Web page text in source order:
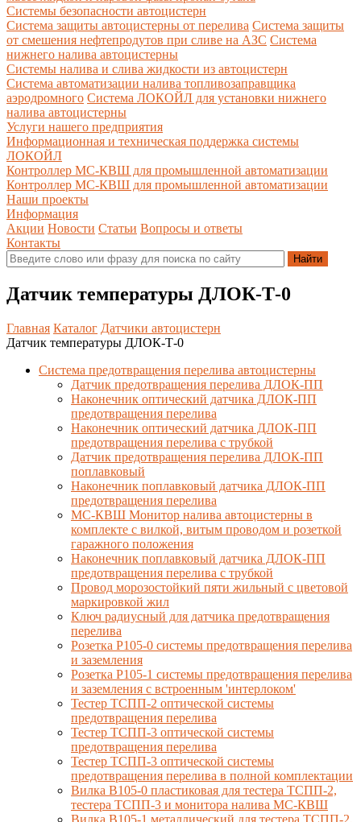
Системы безопасности автоцистерн
Система защиты автоцистерны от перелива Система защиты
от смешения нефтепродутов при сливе на АЗС Система
нижнего налива автоцистерны
Системы налива и слива жидкости из автоцистерн
Система автоматизации налива топливозаправщика
аэродромного Система ЛОКОЙЛ для установки нижнего
налива автоцистерны
Услуги нашего предприятия
Информационная и техническая поддержка системы
ЛОКОЙЛ
Контроллер МС-КВШ для промышленной автоматизации
Контроллер МС-КВШ для промышленной автоматизации
Наши проекты
Информация
Акции Новости Статьи Вопросы и ответы
Контакты
Датчик температуры ДЛОК-Т-0
Главная Каталог Датчики автоцистерн
Датчик температуры ДЛОК-Т-0
Система предотвращения перелива автоцистерны
Датчик предотвращения перелива ДЛОК-ПП
Наконечник оптический датчика ДЛОК-ПП
предотвращения перелива
Наконечник оптический датчика ДЛОК-ПП
предотвращения перелива с трубкой
Датчик предотвращения перелива ДЛОК-ПП
поплавковый
Наконечник поплавковый датчика ДЛОК-ПП
предотвращения перелива
МС-КВШ Монитор налива автоцистерны в
комплекте с вилкой, витым проводом и розеткой
гаражного положения
Наконечник поплавковый датчика ДЛОК-ПП
предотвращения перелива с трубкой
Провод морозостойкий пяти жильный с цветовой
маркировкой жил
Ключ радиусный для датчика предотвращения
перелива
Розетка Р105-0 системы предотвращения перелива
и заземления
Розетка Р105-1 системы предотвращения перелива
и заземления с встроенным 'интерлоком'
Тестер ТСПП-2 оптической системы
предотвращения перелива
Тестер ТСПП-3 оптической системы
предотвращения перелива
Тестер ТСПП-3 оптической системы
предотвращения перелива в полной комплектации
Вилка В105-0 пластиковая для тестера ТСПП-2,
тестера ТСПП-3 и монитора налива МС-КВШ
Вилка В105-1 металлический для тестера ТСПП-2,